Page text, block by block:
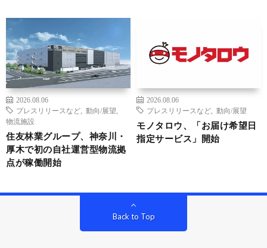
2026.08.06
プレスリリースなど
動向/展望
物流施設
住友林業グループ、神奈川・
厚木で初の自社運営型物流拠
点が稼働開始
2026.08.06
プレスリリースなど
動向/展望
モノタロウ、「お届け希望日
指定サービス」開始
Back to Top